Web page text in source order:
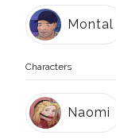
Montal
Characters
Naomi